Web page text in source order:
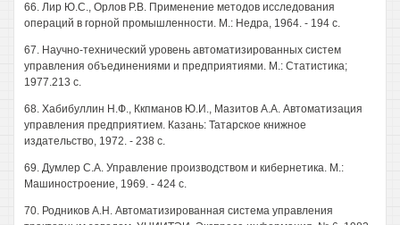
66. Лир Ю.С., Орлов Р.В. Применение методов исследования
операций в горной промышленности. М.: Недра, 1964. - 194 с.
67. Научно-технический уровень автоматизированных систем
управления объединениями и предприятиями. М.: Статистика;
1977.213 с.
68. Хабибуллин Н.Ф., Ккпманов Ю.И., Мазитов A.A. Автоматизация
управления предприятием. Казань: Татарское книжное
издательство, 1972. - 238 с.
69. Думлер С.А. Управление производством и кибернетика. М.:
Машиностроение, 1969. - 424 с.
70. Родников А.Н. Автоматизированная система управления